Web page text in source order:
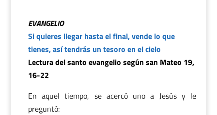
EVANGELIO
Si quieres llegar hasta el final, vende lo que
tienes, así tendrás un tesoro en el cielo
Lectura del santo evangelio según san Mateo 19,
16-22
En aquel tiempo, se acercó uno a Jesús y le
preguntó: